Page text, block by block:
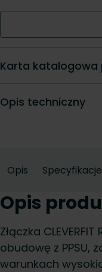
Karta katalogowa
Opis techniczny
Opis
Opis
Złączka
obudowę z PPSU,
warunkach